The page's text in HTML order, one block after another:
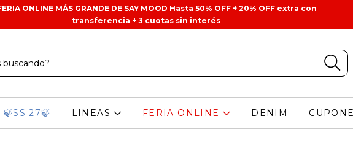
ONLINE MÁS GRANDE DE SAY MOOD Hasta 50% OFF + 20% OFF extra con
transferencia + 3 cuotas sin interés
🍃SS 27🍃 LINEAS FERIA ONLINE DENIM